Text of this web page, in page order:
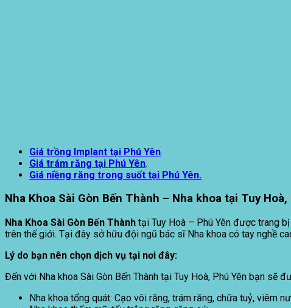
Giá trồng Implant tại Phú Yên.
Giá trám răng tại Phú Yên.
Giá niềng răng trong suốt tại Phú Yên.
Nha Khoa Sài Gòn Bến Thành – Nha khoa tại Tuy Hoà,
Nha Khoa Sài Gòn Bến Thành tại Tuy Hoà – Phú Yên được trang
trên thế giới. Tại đây sở hữu đội ngũ bác sĩ Nha khoa có tay nghề
Lý do bạn nên chọn dịch vụ tại nơi đây:
Đến với Nha khoa Sài Gòn Bến Thành tại Tuy Hoà, Phú Yên bạn sẽ
Nha khoa tổng quát: Cạo vôi răng, trám răng, chữa tuỷ, viêm